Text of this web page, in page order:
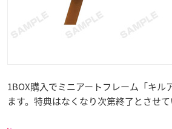
1BOX購入でミニアートフレーム「キル
ます。特典はなくなり次第終了とさせて